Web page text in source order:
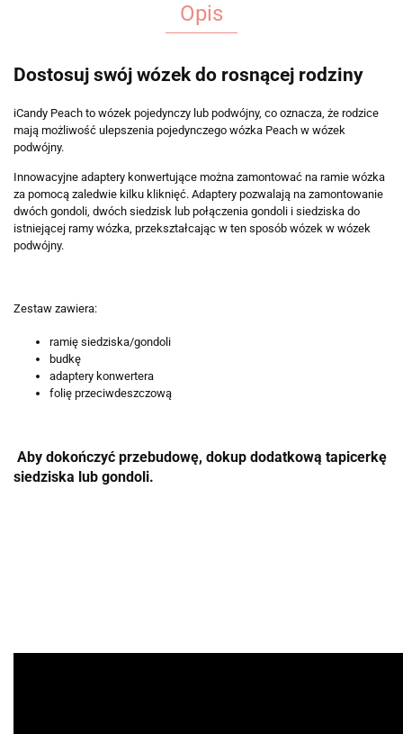
Opis
Dostosuj swój wózek do rosnącej rodziny
iCandy Peach to wózek pojedynczy lub podwójny, co oznacza, że ​​rodzice
mają możliwość ulepszenia pojedynczego wózka Peach w wózek
podwójny.
Innowacyjne adaptery konwertujące można zamontować na ramie wózka
za pomocą zaledwie kilku kliknięć. Adaptery pozwalają na zamontowanie
dwóch gondoli, dwóch siedzisk lub połączenia gondoli i siedziska do
istniejącej ramy wózka, przekształcając w ten sposób wózek w wózek
podwójny.
Zestaw zawiera:
ramię siedziska/gondoli
budkę
adaptery konwertera
folię przeciwdeszczową
Aby dokończyć przebudowę, dokup dodatkową tapicerkę
siedziska lub gondoli.